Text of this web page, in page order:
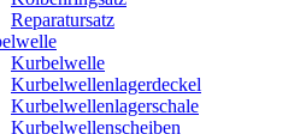
Reparatursatz
Kurbelwelle
Kurbelwellenlagerdeckel
Kurbelwellenlagerschale
Kurbelwellenscheiben